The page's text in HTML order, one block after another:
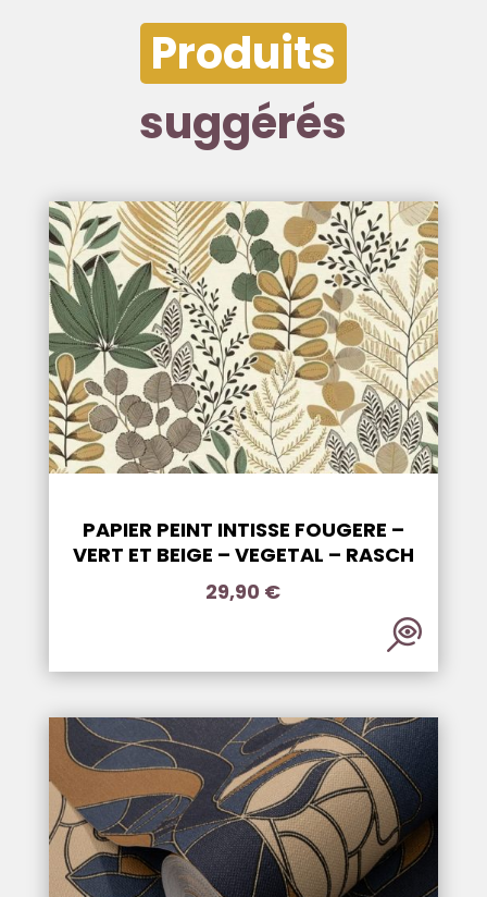
Produits
suggérés
PAPIER PEINT INTISSE FOUGERE –
VERT ET BEIGE – VEGETAL – RASCH
29,90 €